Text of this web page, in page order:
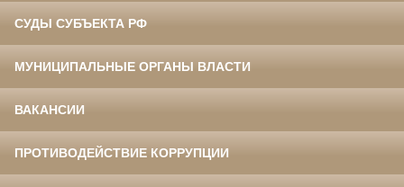
СУДЫ СУБЪЕКТА РФ
МУНИЦИПАЛЬНЫЕ ОРГАНЫ ВЛАСТИ
ВАКАНСИИ
ПРОТИВОДЕЙСТВИЕ КОРРУПЦИИ